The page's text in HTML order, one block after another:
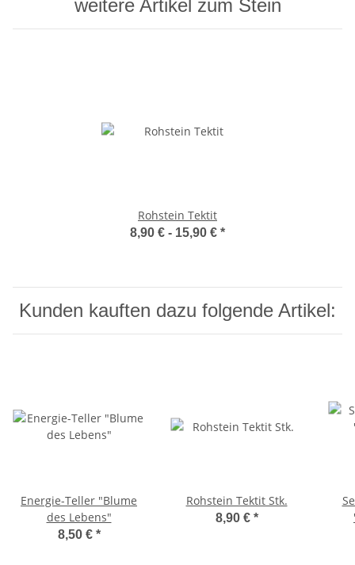
weitere Artikel zum Stein
Rohstein Tektit
8,90 € - 15,90 € *
Kunden kauften dazu folgende Artikel:
Energie-Teller "Blume
des Lebens"
8,50 € *
Rohstein Tektit Stk.
8,90 € *